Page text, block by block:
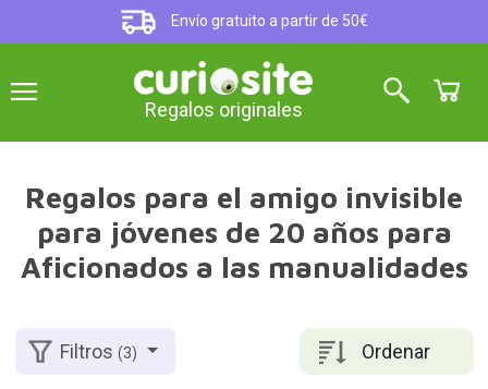
Envío gratuito a partir de 50€
Regalos originales
Regalos para el amigo invisible
para jóvenes de 20 años para
Aficionados a las manualidades
Ordenar
Filtros(3)